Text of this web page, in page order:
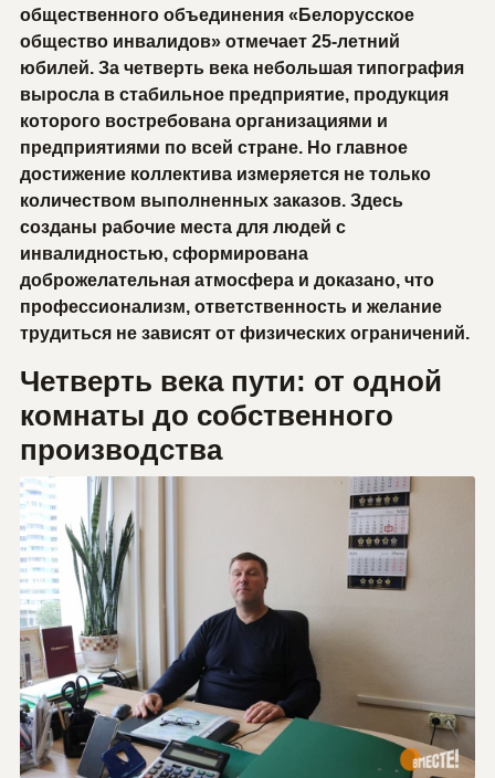
общественного объединения «Белорусское
общество инвалидов» отмечает 25-летний
юбилей. За четверть века небольшая типография
выросла в стабильное предприятие, продукция
которого востребована организациями и
предприятиями по всей стране. Но главное
достижение коллектива измеряется не только
количеством выполненных заказов. Здесь
созданы рабочие места для людей с
инвалидностью, сформирована
доброжелательная атмосфера и доказано, что
профессионализм, ответственность и желание
трудиться не зависят от физических ограничений.
Четверть века пути: от одной
комнаты до собственного
производства